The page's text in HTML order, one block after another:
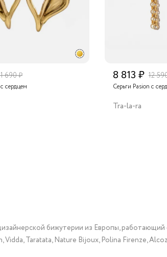
690 ₽
сердцем
8 813 ₽ 12
Серьги Pasion с
Tra-la-ra
бижутерии из Европы,
Taratata, Nature Bijoux, Polina Firenze,